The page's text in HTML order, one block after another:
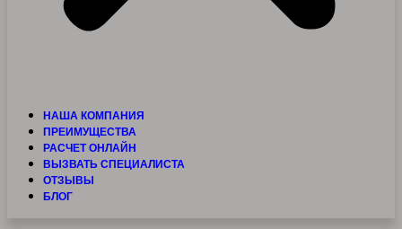
НАША КОМПАНИЯ
ПРЕИМУЩЕСТВА
РАСЧЕТ ОНЛАЙН
ВЫЗВАТЬ СПЕЦИАЛИСТА
ОТЗЫВЫ
БЛОГ